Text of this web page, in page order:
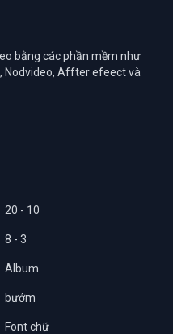
bằng các phần mềm như
Nodvideo, Affter efeect và
20 - 10
8 - 3
Album
bướm
Font chữ